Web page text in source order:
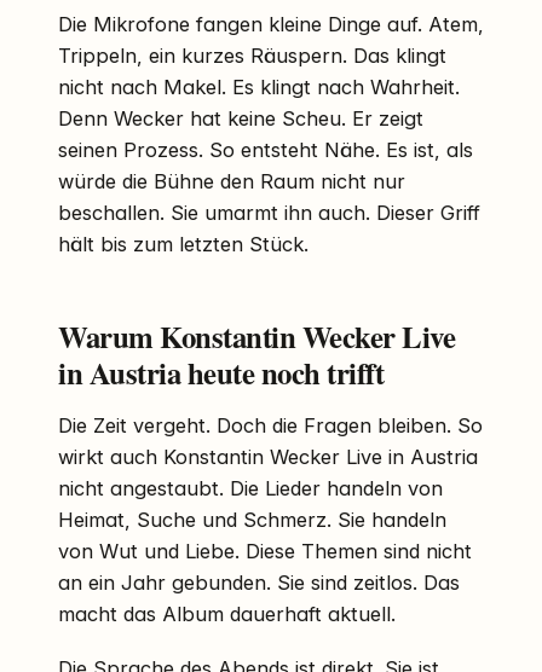
Die Mikrofone fangen kleine Dinge auf. Atem,
Trippeln, ein kurzes Räuspern. Das klingt
nicht nach Makel. Es klingt nach Wahrheit.
Denn Wecker hat keine Scheu. Er zeigt
seinen Prozess. So entsteht Nähe. Es ist, als
würde die Bühne den Raum nicht nur
beschallen. Sie umarmt ihn auch. Dieser Griff
hält bis zum letzten Stück.
Warum Konstantin Wecker Live
in Austria heute noch trifft
Die Zeit vergeht. Doch die Fragen bleiben. So
wirkt auch Konstantin Wecker Live in Austria
nicht angestaubt. Die Lieder handeln von
Heimat, Suche und Schmerz. Sie handeln
von Wut und Liebe. Diese Themen sind nicht
an ein Jahr gebunden. Sie sind zeitlos. Das
macht das Album dauerhaft aktuell.